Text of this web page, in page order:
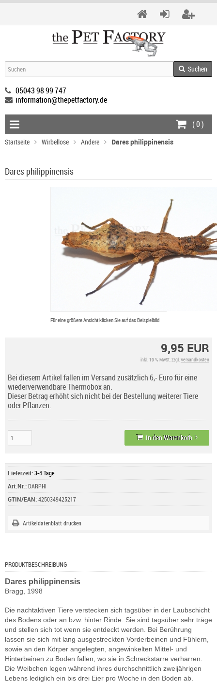
Suchen
05043 98 99 747
information@thepetfactory.de
(0)
Startseite Wirbellose Andere Dares philippinensis
Dares philippinensis
Für eine größere Ansicht klicken Sie auf das Beispielbild
9,95 EUR
inkl. 19 % MwSt. zzgl.Versandkosten
Bei diesem Artikel fallen im Versand zusätzlich 6,- Euro für eine
wiederverwendbare Thermobox an.
Dieser Betrag erhöht sich nicht bei der Bestellung weiterer Tiere
oder Pflanzen.
In den Warenkorb
Lieferzeit:3-4 Tage
Art.Nr.:DARPHI
GTIN/EAN:4250349425217
Artikeldatenblatt drucken
PRODUKTBESCHREIBUNG
Dares philippinensis
Bragg, 1998
Die nachtaktiven Tiere verstecken sich tagsüber in der Laubschicht
des Bodens oder an bzw. hinter Rinde. Sie sind tagsüber sehr träge
und stellen sich tot wenn sie entdeckt werden. Bei Berührung
lassen sie sich mit lang ausgestreckten Vorderbeinen und Fühlern,
sowie an den Körper angelegten, angewinkelten Mittel- und
Hinterbeinen zu Boden fallen, wo sie in Schreckstarre verharren.
Die Weibchen legen während ihres durchschnittlich zweijährigen
Lebens lediglich ein bis drei Eier pro Woche in den Boden ab.